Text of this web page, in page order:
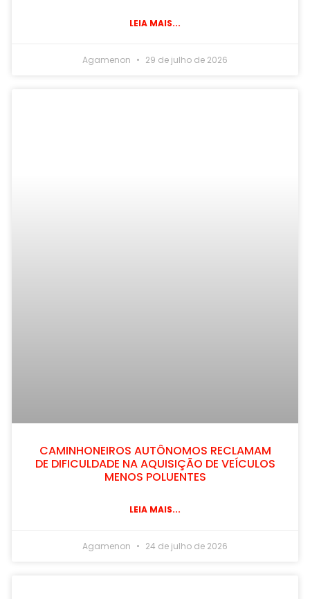
LEIA MAIS...
Agamenon 29 de julho de 2026
CAMINHONEIROS AUTÔNOMOS RECLAMAM
DE DIFICULDADE NA AQUISIÇÃO DE VEÍCULOS
MENOS POLUENTES
LEIA MAIS...
Agamenon 24 de julho de 2026